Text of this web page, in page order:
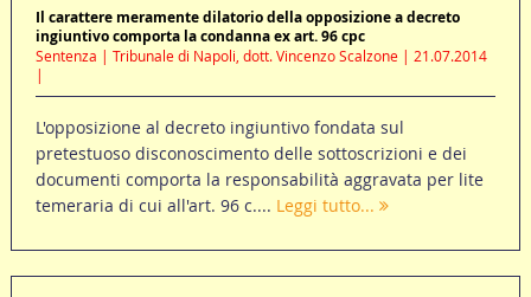
Il carattere meramente dilatorio della opposizione a decreto
ingiuntivo comporta la condanna ex art. 96 cpc
Sentenza | Tribunale di Napoli, dott. Vincenzo Scalzone | 21.07.2014
|
L'opposizione al decreto ingiuntivo fondata sul
pretestuoso disconoscimento delle sottoscrizioni e dei
documenti comporta la responsabilità aggravata per lite
temeraria di cui all'art. 96 c.... Leggi tutto...